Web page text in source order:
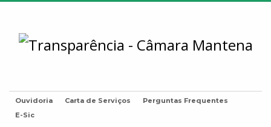
Ouvidoria Carta de Serviços
Perguntas Frequentes
E-Sic